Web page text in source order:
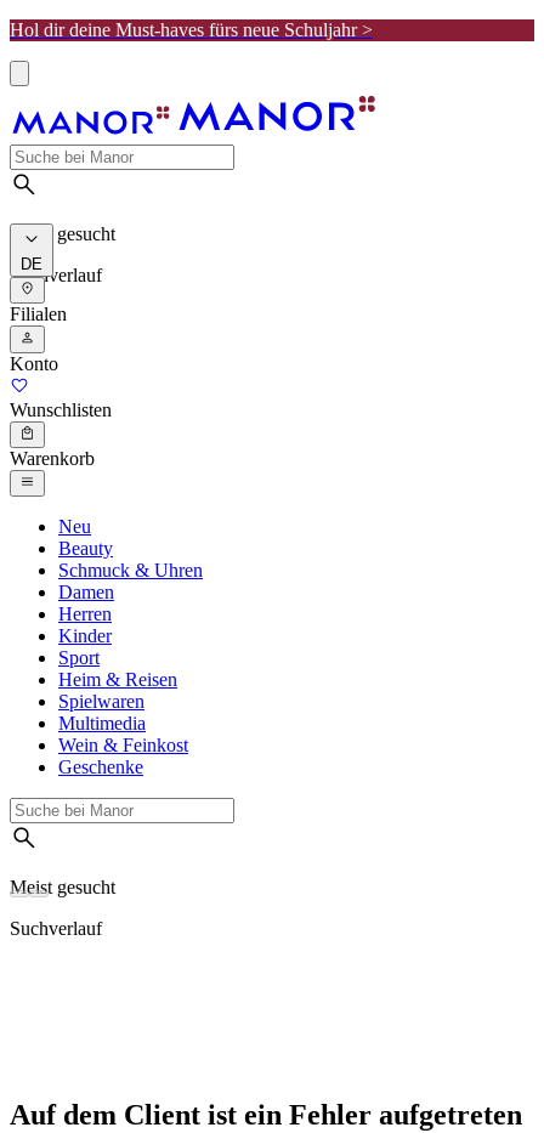
Hol dir deine Must-haves fürs neue Schuljahr >
Meist gesucht
Suchverlauf
DE
Filialen
Konto
Wunschlisten
Warenkorb
Neu
Beauty
Schmuck & Uhren
Damen
Herren
Kinder
Sport
Heim & Reisen
Spielwaren
Multimedia
Wein & Feinkost
Geschenke
Meist gesucht
Suchverlauf
Auf dem Client ist ein Fehler aufgetreten